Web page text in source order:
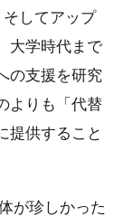
してアップ
大学時代まで
の支援を研究
よりも「代替
提供すること
が珍しかった